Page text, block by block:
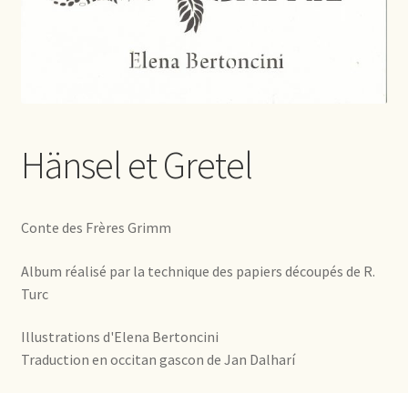
Hänsel et Gretel
Conte des Frères Grimm
Album réalisé par la technique des papiers découpés de R.
Turc
Illustrations d'Elena Bertoncini
Traduction en occitan gascon de Jan Dalharí